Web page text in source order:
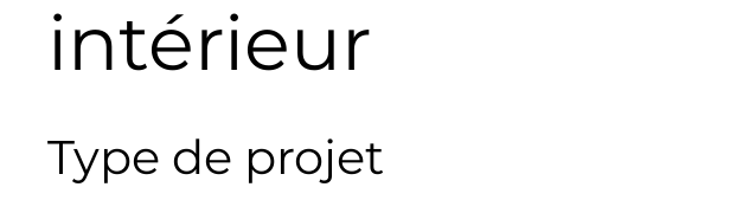
intérieur
Type de projet